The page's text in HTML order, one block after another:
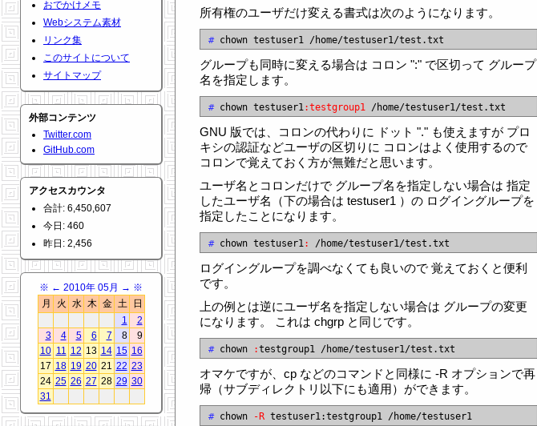
おでかけメモ
Webシステム素材
リンク集
このサイトについて
サイトマップ
外部コンテンツ
Twitter.com
GitHub.com
アクセスカウンタ
合計: 6,450,607
今日: 460
昨日: 2,456
※ ← 2010年 05月 → ※
月
火 水 木 金 土
日
1
2
3
4 5 6 7 8
9
10 11 12 13 14 15 16
17 18 19 20 21 22 23
24 25 26 27 28 29 30
31
所有権のユーザだけ変える書式は次のようになります。
#
グループも同時に変える場合は コロン ":" で区切って グループ
名を指定します。
# chown testuser1:testgroup1
GNU 版では、コロンの代わりに ドット "." も使えますが プロ
キシの認証などユーザの区切りに コロンはよく使用するので
コロンで覚えておく方が無難だと思います。
ユーザ名とコロンだけで グループ名を指定しない場合は 指定
したユーザ名（下の場合は testuser1 ）の ログイングループを
指定したことになります。
# chown testuser1:
ログイングループを調べなくても良いので 覚えておくと便利
です。
上の例とは逆にユーザ名を指定しない場合は グループの変更
になります。 これは chgrp と同じです。
# chown :
オマケですが、cp などのコマンドと同様に -R オプションで再
帰（サブディレクトリ以下にも適用）ができます。
# chown -R